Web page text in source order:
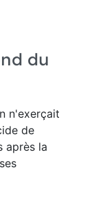
du
n'exerçait
de
après la